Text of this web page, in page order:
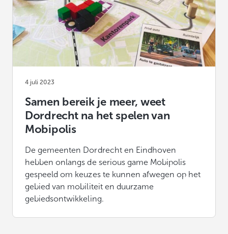
4 juli 2023
Samen bereik je meer, weet
Dordrecht na het spelen van
Mobipolis
De gemeenten Dordrecht en Eindhoven
hebben onlangs de serious game Mobipolis
gespeeld om keuzes te kunnen afwegen op het
gebied van mobiliteit en duurzame
gebiedsontwikkeling.